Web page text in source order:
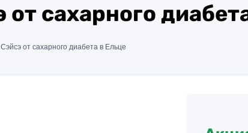
сахарного
от сахарного диабета в Ельце